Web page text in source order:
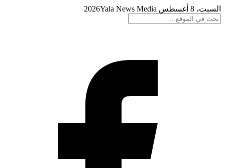
السبت، 8 أغسطس 2026 Yala News Media